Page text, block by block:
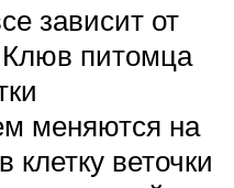
зависит от
Клюв питомца
меняются на
веточки